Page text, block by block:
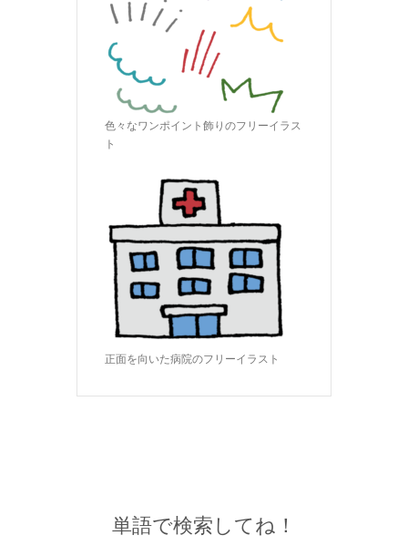
色々なワンポイント飾りのフリーイラス
ト
正面を向いた病院のフリーイラスト
単語で検索してね！